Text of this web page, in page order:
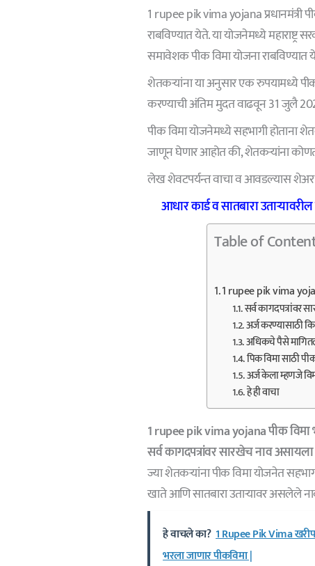
1 rupee pik vima yojana प्रधानमंत्री
राबविण्यात येते. या योजनेमध्ये महाराष्ट्र
समावेशक पीक विमा योजना राबविण्यात
शेतकऱ्यांना या अनुसार एक रुपयामध्ये
करण्याची अंतिम मुदत वाढवून 31 जुलै
पीक विमा योजनेमध्ये सहभागी होताना
जाणून घेणार आहोत की, शेतकऱ्यांना
लेख शेवटपर्यन्त वाचा व आवडल्यास
आधार कार्ड व सातबारा
Table of
1 rupee pik vima
सर्व कागदपत्रांवर
अर्ज करण्यासाठी
अधिकचे पैसे
पिक विमा साठी
अर्ज केला म्हणजे
हे ही वाचा
1 rupee pik vima yojana पीक विमा
सर्व कागदपत्रांवर सारखेच नाव
ज्या शेतकऱ्यांना पीक विमा योजनेत
खाते आणि सातबारा उताऱ्यावर
हे वाचले का? 1 Rupee Pik Vima
भरला जाणार पीकविमा |